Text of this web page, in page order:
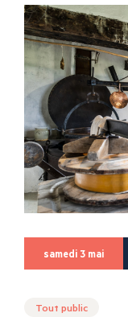
samedi 3 mai
Tout public